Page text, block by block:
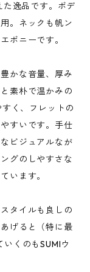
た逸品です。ボデ
。ネックも帆ン
ボニーです。
かな音量、厚み
素朴で温かみの
く、フレットの
すいです。手仕
ビジュアルなが
グのしやすさな
います。
タイルも良しの
げると（特に最
くのもSUMIウ